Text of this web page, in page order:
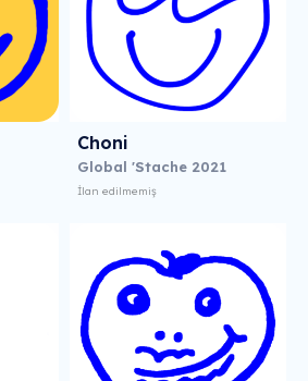
Choni
Global 'Stache 2021
İlan edilmemiş